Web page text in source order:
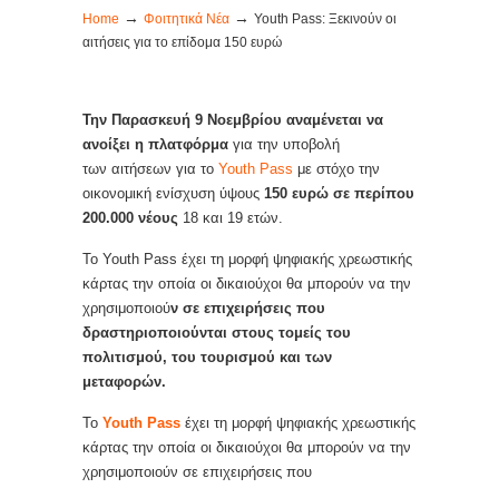
Home → Φοιτητικά Νέα → Youth Pass: Ξεκινούν οι
αιτήσεις για το επίδομα 150 ευρώ
Την Παρασκευή 9 Νοεμβρίου αναμένεται να
ανοίξει η πλατφόρμα για την υποβολή
των αιτήσεων για το Youth Pass με στόχο την
οικονομική ενίσχυση ύψους 150 ευρώ σε περίπου
200.000 νέους 18 και 19 ετών.
Το Youth Pass έχει τη μορφή ψηφιακής χρεωστικής
κάρτας την οποία οι δικαιούχοι θα μπορούν να την
χρησιμοποιούν σε επιχειρήσεις που
δραστηριοποιούνται στους τομείς του
πολιτισμού, του τουρισμού και των
μεταφορών.
Το Youth Pass έχει τη μορφή ψηφιακής χρεωστικής
κάρτας την οποία οι δικαιούχοι θα μπορούν να την
χρησιμοποιούν σε επιχειρήσεις που